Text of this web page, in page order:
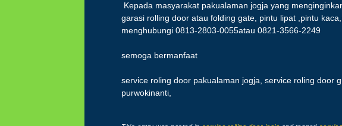
Kepada masyarakat pakualaman jogja yang
garasi rolling door atau folding gate, pintu lipat ,pintu
menghubungi 0813-2803-0055atau 0821-3566-2249
semoga bermanfaat
service roling door pakualaman jogja, service roling door
purwokinanti,